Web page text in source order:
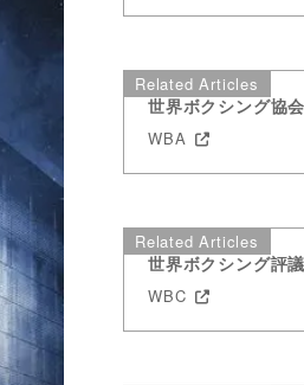
Related Articles
世界ボクシング協会
WBA
Related Articles
世界ボクシング評
WBC